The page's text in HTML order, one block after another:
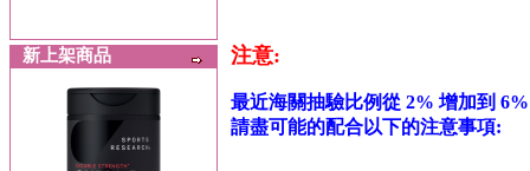
新上架商品 注意:
最近海關抽驗比例從 2% 增加到
請盡可能的配合以下的注意事項: